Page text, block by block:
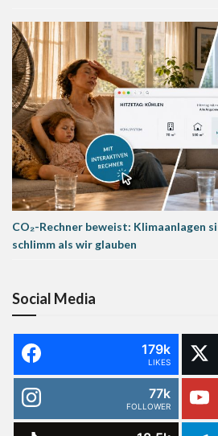
CO₂-Rechner beweist: Klimaanlagen
schlimm als wir glauben
Social Media
179k
LIKES
77k
FOLLOWER